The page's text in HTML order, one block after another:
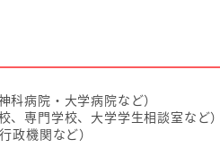
科病院・大学病院など）
、専門学校、大学学生相談室など
政機関など）